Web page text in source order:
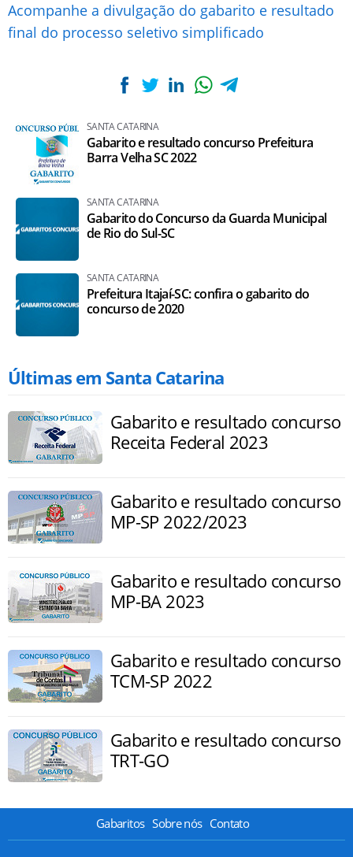
Acompanhe a divulgação do gabarito e resultado
final do processo seletivo simplificado
SANTA CATARINA
Gabarito e resultado concurso Prefeitura
Barra Velha SC 2022
SANTA CATARINA
Gabarito do Concurso da Guarda Municipal
de Rio do Sul-SC
SANTA CATARINA
Prefeitura Itajaí-SC: confira o gabarito do
concurso de 2020
Últimas em Santa Catarina
Gabarito e resultado concurso
Receita Federal 2023
Gabarito e resultado concurso
MP-SP 2022/2023
Gabarito e resultado concurso
MP-BA 2023
Gabarito e resultado concurso
TCM-SP 2022
Gabarito e resultado concurso
TRT-GO
Gabaritos Sobre nós Contato